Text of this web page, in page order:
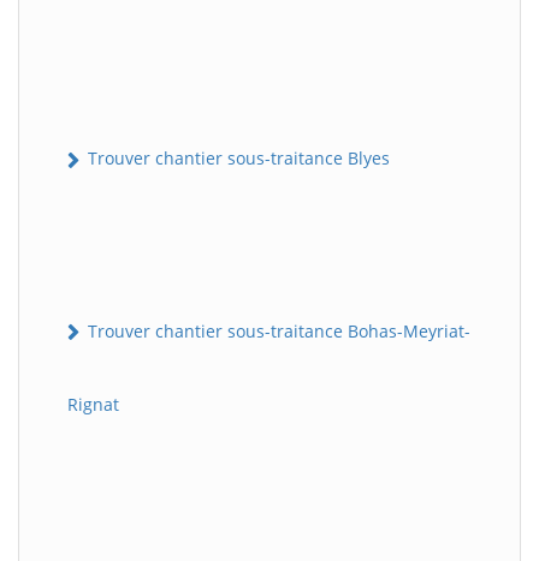
Trouver chantier sous-traitance Blyes
Trouver chantier sous-traitance Bohas-Meyriat-
Rignat